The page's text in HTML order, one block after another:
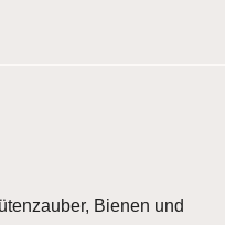
Bienen und